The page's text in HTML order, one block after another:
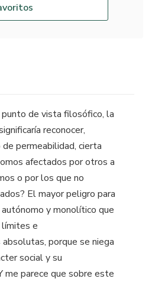
punto de vista filosófico, la
reconocer,
permeabilidad, cierta
afectados por otros a
o por los que no
El mayor peligro para
y monolítico que
e
porque se niega
social y su
me parece que sobre este